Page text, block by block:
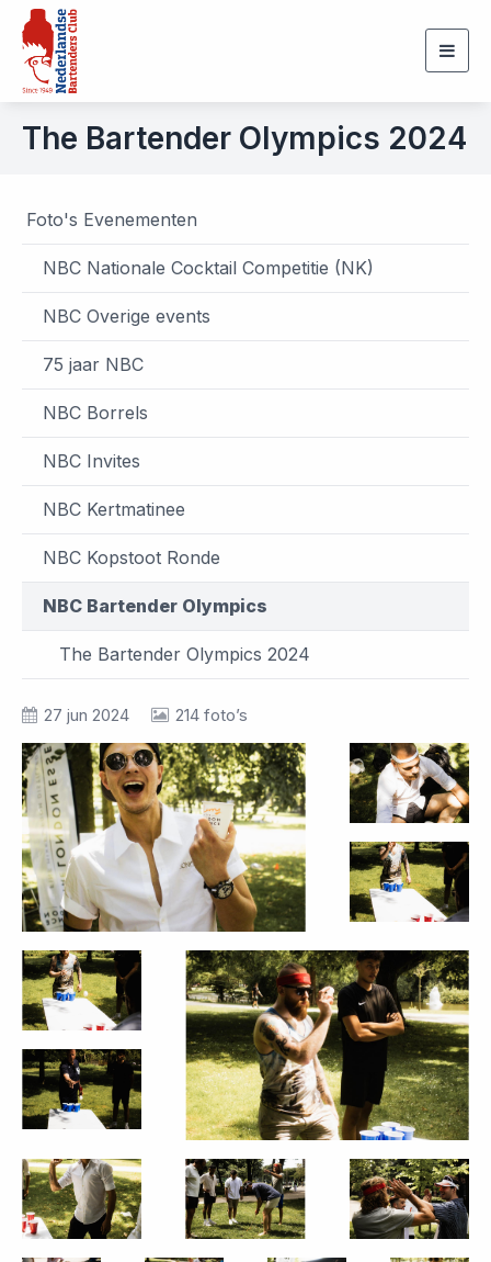
The Bartender Olympics 2024
Foto's Evenementen
NBC Nationale Cocktail Competitie (NK)
NBC Overige events
75 jaar NBC
NBC Borrels
NBC Invites
NBC Kertmatinee
NBC Kopstoot Ronde
NBC Bartender Olympics
The Bartender Olympics 2024
27 jun 2024 214 foto’s